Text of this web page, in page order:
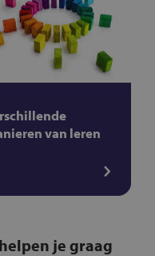
van leren
je graag